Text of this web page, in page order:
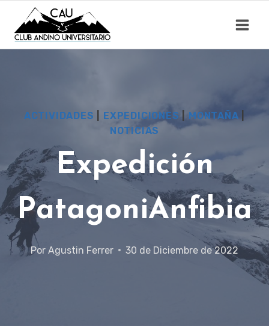
contenido
ACTIVIDADES EXPEDICIONES MONTAÑA
NOTICIAS
Expedición
PatagoniAnfibia
Por Agustin Ferrer 30 de Diciembre de 2022